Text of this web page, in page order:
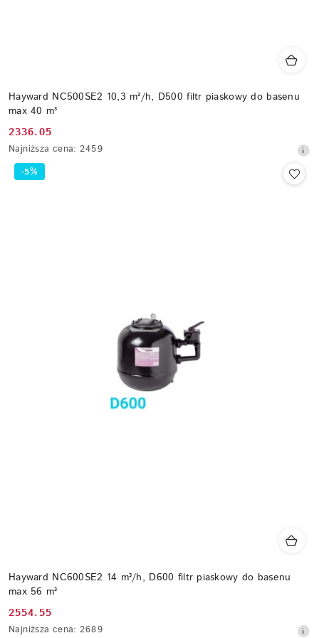
Hayward NC500SE2 10,3 m³/h, D500 filtr piaskowy do basenu
max 40 m³
Cena
promocyjna:
2336.05
Najniższa
cena
Najniższa cena: 2459
Hayward NC600SE2 14 m³/h, D600 filtr piaskowy do basenu
max 56 m³
Cena
2554.55
Najniższa
Najniższa cena: 2689
-5%